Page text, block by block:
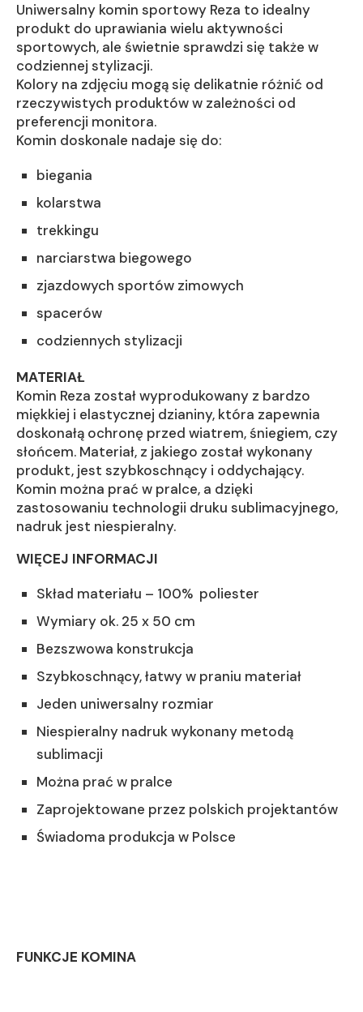
Uniwersalny komin sportowy Reza to idealny
produkt do uprawiania wielu aktywności
sportowych, ale świetnie sprawdzi się także w
codziennej stylizacji.
Kolory na zdjęciu mogą się delikatnie różnić od
rzeczywistych produktów w zależności od
preferencji monitora.
Komin doskonale nadaje się do:
biegania
kolarstwa
trekkingu
narciarstwa biegowego
zjazdowych sportów zimowych
spacerów
codziennych stylizacji
MATERIAŁ
Komin Reza został wyprodukowany z bardzo
miękkiej i elastycznej dzianiny, która zapewnia
doskonałą ochronę przed wiatrem, śniegiem, czy
słońcem. Materiał, z jakiego został wykonany
produkt, jest szybkoschnący i oddychający.
Komin można prać w pralce, a dzięki
zastosowaniu technologii druku sublimacyjnego,
nadruk jest niespieralny.
WIĘCEJ INFORMACJI
Skład materiału – 100% poliester
Wymiary ok. 25 x 50 cm
Bezszwowa konstrukcja
Szybkoschnący, łatwy w praniu materiał
Jeden uniwersalny rozmiar
Niespieralny nadruk wykonany metodą
sublimacji
Można prać w pralce
Zaprojektowane przez polskich projektantów
Świadoma produkcja w Polsce
FUNKCJE KOMINA